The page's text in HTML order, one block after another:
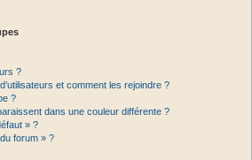
?
et comment les rejoindre ?
?
dans une couleur différente ?
» ?
forum » ?